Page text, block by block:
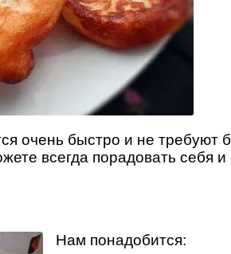
очень быстро и не требуют
всегда порадовать себя и
Нам понадобится: